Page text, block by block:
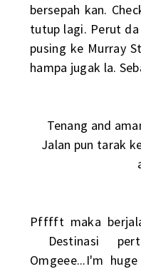
bersepah kan.
tutup lagi. Perut da
pusing ke Murray
hampa jugak la.
Tenang and
Jalan pun tarak
Pfffft maka
Destinasi
Omgeee...I'm